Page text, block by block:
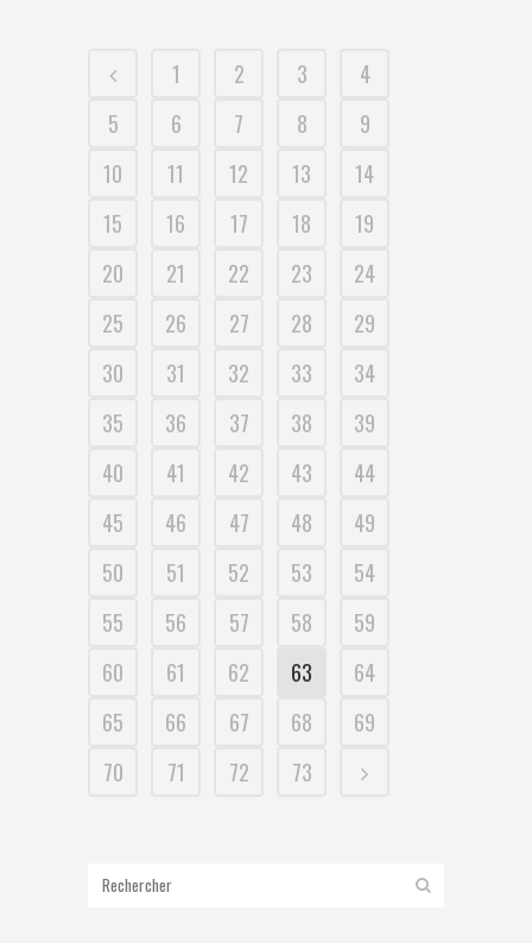
1 2 3
4
5
6 7 8
9
10
11 12 13
14
15
16 17 18
19
20
21 22 23
24
25
26 27 28
29
30
31 32 33
34
35
36 37 38
39
40
41 42 43
44
45
46 47 48
49
50
51 52 53
54
55
56 57 58
59
60
61 62 63
64
65
66 67 68
69
70
71 72 73